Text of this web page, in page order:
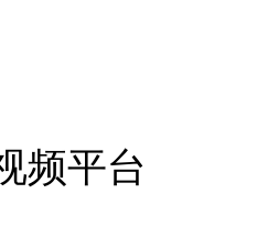
频平台